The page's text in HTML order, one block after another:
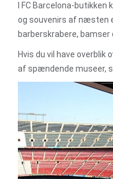
I FC Barcelona-
og souvenirs af næsten
barberskrabere,
Hvis du vil have overblik
af spændende museer,